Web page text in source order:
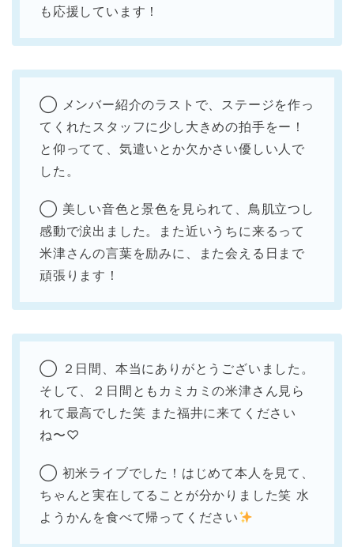
も応援しています！
◯ メンバー紹介のラストで、ステージを作っ
てくれたスタッフに少し大きめの拍手をー！
と仰ってて、気遣いとか欠かさい優しい人で
した。
◯ 美しい音色と景色を見られて、鳥肌立つし
感動で涙出ました。また近いうちに来るって
米津さんの言葉を励みに、また会える日まで
頑張ります！
◯ ２日間、本当にありがとうございました。
そして、２日間ともカミカミの米津さん見ら
れて最高でした笑 また福井に来てください
ね〜♡
◯ 初米ライブでした！はじめて本人を見て、
ちゃんと実在してることが分かりました笑 水
ようかんを食べて帰ってください